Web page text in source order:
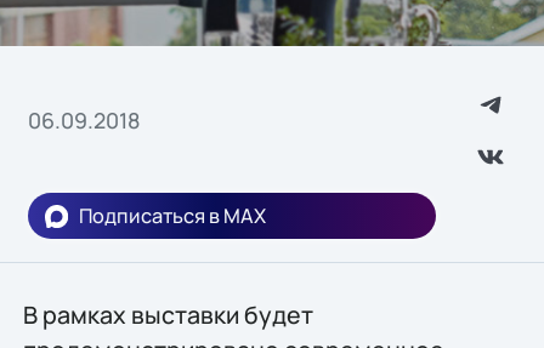
06.09.2018
Подписаться в MAX
В рамках выставки будет